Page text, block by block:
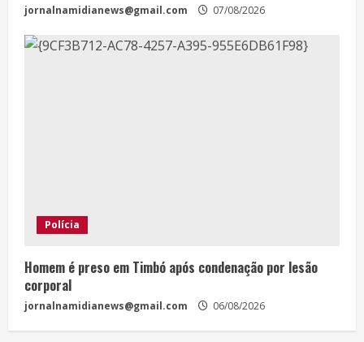
jornalnamidianews@gmail.com 07/08/2026
Polícia
Homem é preso em Timbó após condenação por lesão
corporal
jornalnamidianews@gmail.com 06/08/2026